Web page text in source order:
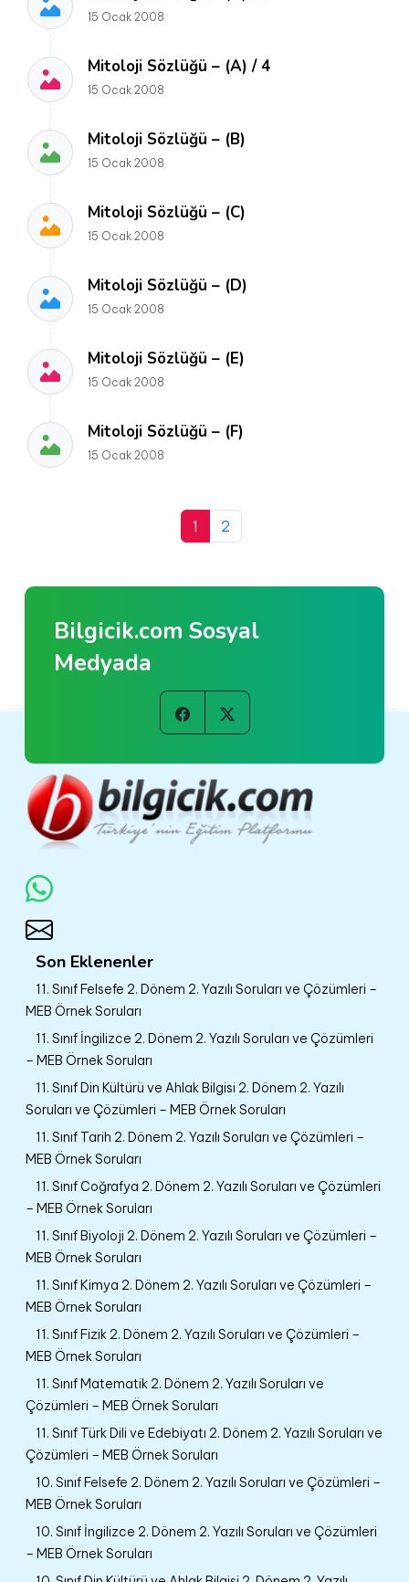
15 Ocak 2008
Mitoloji Sözlüğü – (A) / 4
15 Ocak 2008
Mitoloji Sözlüğü – (B)
15 Ocak 2008
Mitoloji Sözlüğü – (C)
15 Ocak 2008
Mitoloji Sözlüğü – (D)
15 Ocak 2008
Mitoloji Sözlüğü – (E)
15 Ocak 2008
Mitoloji Sözlüğü – (F)
15 Ocak 2008
1 2
Bilgicik.com Sosyal
Medyada
Son Eklenenler
11. Sınıf Felsefe 2. Dönem 2. Yazılı Soruları ve Çözümleri –
MEB Örnek Soruları
11. Sınıf İngilizce 2. Dönem 2. Yazılı Soruları ve Çözümleri
– MEB Örnek Soruları
11. Sınıf Din Kültürü ve Ahlak Bilgisi 2. Dönem 2. Yazılı
Soruları ve Çözümleri – MEB Örnek Soruları
11. Sınıf Tarih 2. Dönem 2. Yazılı Soruları ve Çözümleri –
MEB Örnek Soruları
11. Sınıf Coğrafya 2. Dönem 2. Yazılı Soruları ve Çözümleri
– MEB Örnek Soruları
11. Sınıf Biyoloji 2. Dönem 2. Yazılı Soruları ve Çözümleri –
MEB Örnek Soruları
11. Sınıf Kimya 2. Dönem 2. Yazılı Soruları ve Çözümleri –
MEB Örnek Soruları
11. Sınıf Fizik 2. Dönem 2. Yazılı Soruları ve Çözümleri –
MEB Örnek Soruları
11. Sınıf Matematik 2. Dönem 2. Yazılı Soruları ve
Çözümleri – MEB Örnek Soruları
11. Sınıf Türk Dili ve Edebiyatı 2. Dönem 2. Yazılı Soruları ve
Çözümleri – MEB Örnek Soruları
10. Sınıf Felsefe 2. Dönem 2. Yazılı Soruları ve Çözümleri –
MEB Örnek Soruları
10. Sınıf İngilizce 2. Dönem 2. Yazılı Soruları ve Çözümleri
– MEB Örnek Soruları